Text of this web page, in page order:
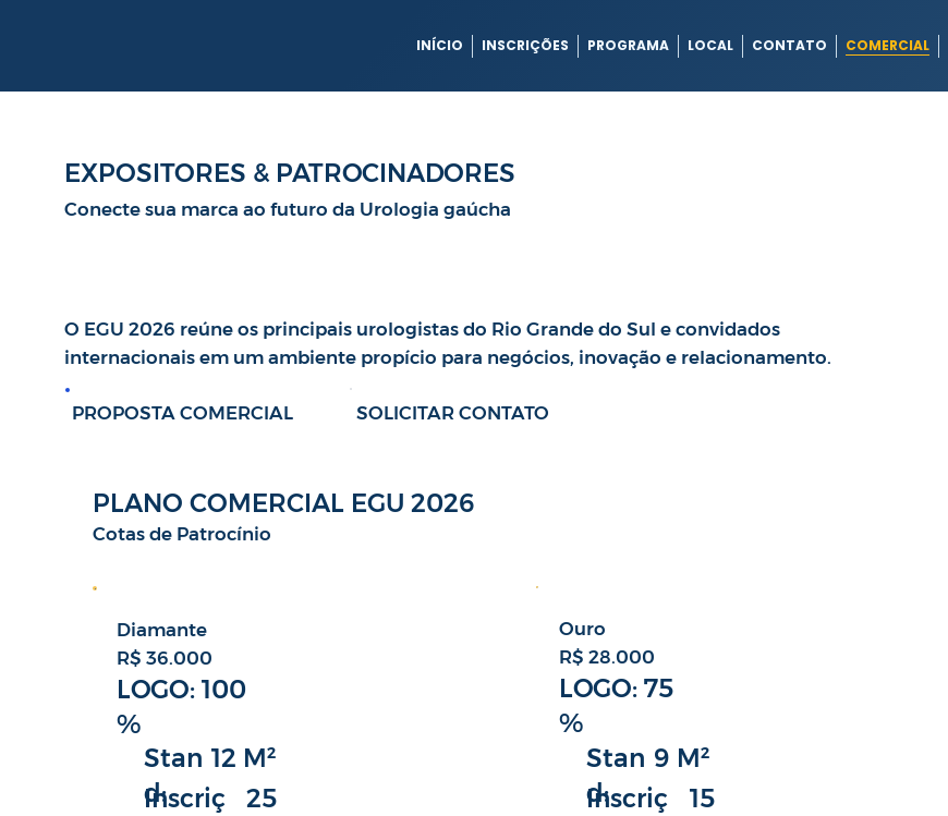
INÍCIO INSCRIÇÕES PROGRAMA LOCAL CONTATO COMERCIAL
EXPOSITORES & PATROCINADORES
Conecte sua marca ao futuro da Urologia gaúcha
O EGU 2026 reúne os principais urologistas do Rio Grande do Sul e convidados
internacionais em um ambiente propício para negócios, inovação e relacionamento.
PROPOSTA COMERCIAL SOLICITAR CONTATO
PLANO COMERCIAL EGU 2026
Cotas de Patrocínio
Diamante
R$ 36.000
LOGO: 100
%
Stan
d:
12 M²
Inscriç
25
Ouro
R$ 28.000
LOGO: 75
%
Stan
d:
9 M²
Inscriç
15